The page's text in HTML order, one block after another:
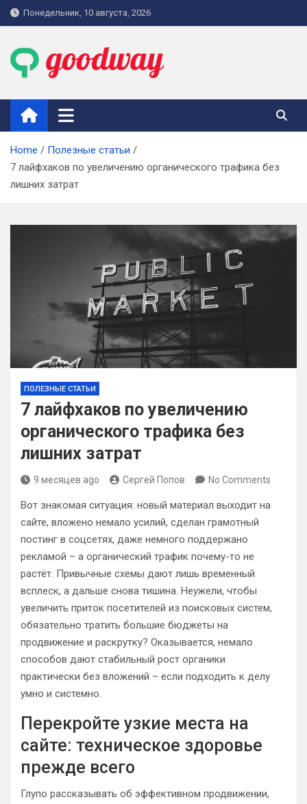
Skip
to
Понедельник, 10 августа, 2026
goodway.com.ua
Home
Полезные статьи
7 лайфхаков по увеличению органического трафика без
лишних затрат
ПОЛЕЗНЫЕ СТАТЬИ
7 лайфхаков по увеличению
органического трафика без
лишних затрат
9 месяцев ago Сергей Попов No Comments
Вот знакомая ситуация: новый материал выходит на
сайте, вложено немало усилий, сделан грамотный
постинг в соцсетях, даже немного поддержано
рекламой – а органический трафик почему-то не
растёт. Привычные схемы дают лишь временный
всплеск, а дальше снова тишина. Неужели, чтобы
увеличить приток посетителей из поисковых систем,
обязательно тратить большие бюджеты на
продвижение и раскрутку? Оказывается, немало
способов дают стабильный рост органики
практически без вложений – если подходить к делу
умно и системно.
Перекройте узкие места на
сайте: техническое здоровье
прежде всего
Глупо рассказывать об эффективном продвижении,